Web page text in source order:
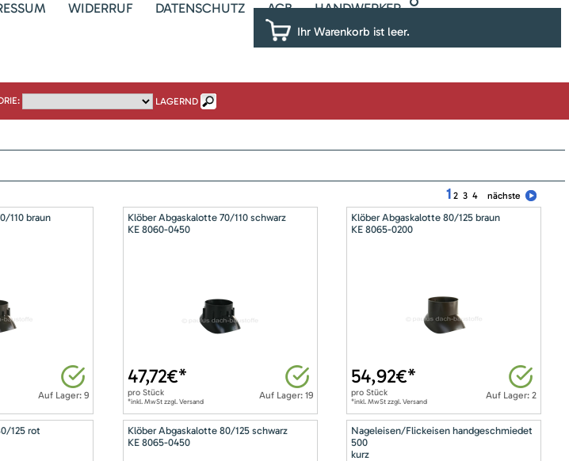
WIDERRUF DATENSCHUTZ AGB HANDWERKER
Ihr Warenkorb ist leer.
LAGERND
1 2 3 4 nächste
110 braun
Auf Lager: 9
Klöber Abgaskalotte 70/110 schwarz
KE 8060-0450
Auf Lager: 19
47,72€*
pro Stück
*inkl. MwSt zzgl. Versand
Klöber Abgaskalotte 80/125 braun
KE 8065-0200
Auf Lager: 2
54,92€*
proStück
*inkl. MwSt zzgl. Versand
125 rot
Klöber Abgaskalotte 80/125 schwarz
KE 8065-0450
Nageleisen/Flickeisen handgeschmiedet
500
kurz